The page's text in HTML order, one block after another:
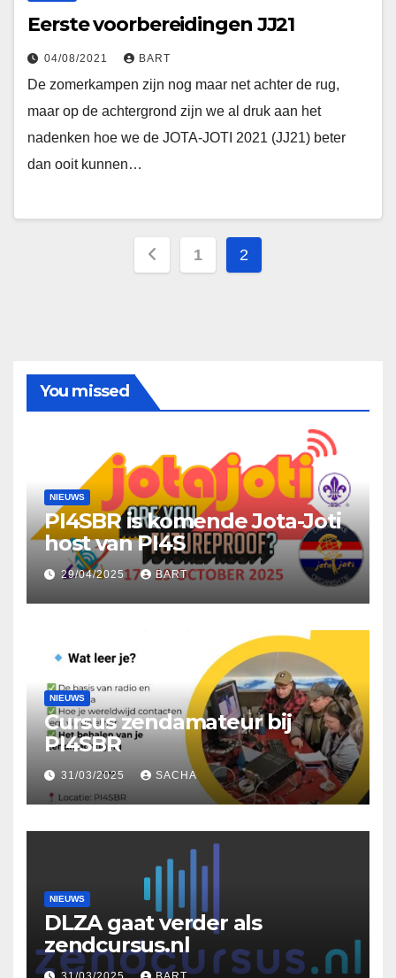
Eerste voorbereidingen JJ21
04/08/2021 BART
De zomerkampen zijn nog maar net achter de rug,
maar op de achtergrond zijn we al druk aan het
nadenken hoe we de JOTA-JOTI 2021 (JJ21) beter
dan ooit kunnen…
Berichten
1 2
You missed
NIEUWS
PI4SBR is komende Jota-Joti
host van PI4S
29/04/2025 BART
NIEUWS
Cursus zendamateur bij
PI4SBR
31/03/2025 SACHA
NIEUWS
DLZA gaat verder als
zendcursus.nl